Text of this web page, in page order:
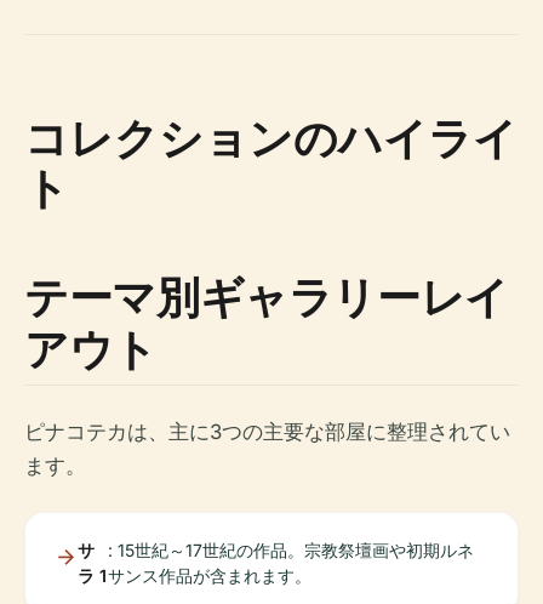
コレクションのハイライ
ト
テーマ別ギャラリーレイ
アウト
ピナコテカは、主に3つの主要な部屋に整理されてい
ます。
サ
ラ 1
: 15世紀～17世紀の作品。宗教祭壇画や初期ルネ
サンス作品が含まれます。